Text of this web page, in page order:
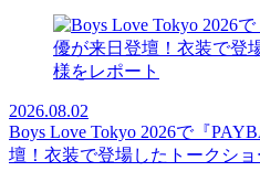
2026.08.02
Boys Love Tokyo 2026で『
壇！衣装で登場したトークシ